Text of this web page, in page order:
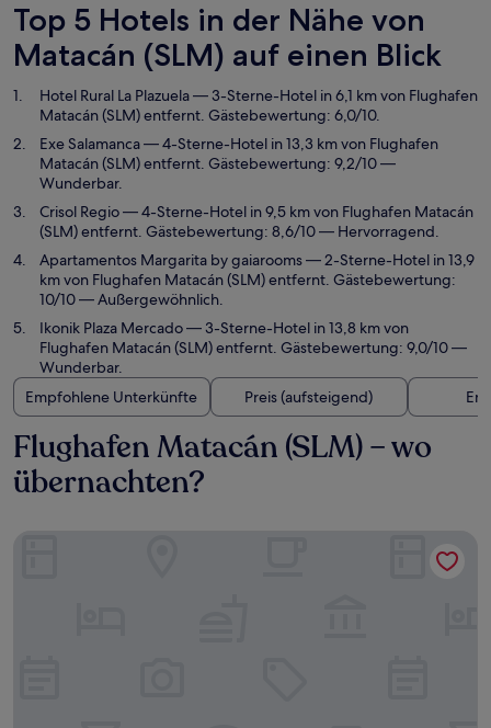
Top 5 Hotels in der Nähe von
Matacán (SLM) auf einen Blick
Hotel Rural La Plazuela— 3-Sterne-Hotel in 6,1 km von Flughafen
Matacán (SLM) entfernt. Gästebewertung: 6,0/10.
Exe Salamanca— 4-Sterne-Hotel in 13,3 km von Flughafen
Matacán (SLM) entfernt. Gästebewertung: 9,2/10 —
Wunderbar.
Crisol Regio— 4-Sterne-Hotel in 9,5 km von Flughafen Matacán
(SLM) entfernt. Gästebewertung: 8,6/10 — Hervorragend.
Apartamentos Margarita by gaiarooms— 2-Sterne-Hotel in 13,9
km von Flughafen Matacán (SLM) entfernt. Gästebewertung:
10/10 — Außergewöhnlich.
Ikonik Plaza Mercado— 3-Sterne-Hotel in 13,8 km von
Flughafen Matacán (SLM) entfernt. Gästebewertung: 9,0/10 —
Wunderbar.
Empfohlene Unterkünfte
Preis (aufsteigend)
Flughafen Matacán (SLM) – wo
übernachten?